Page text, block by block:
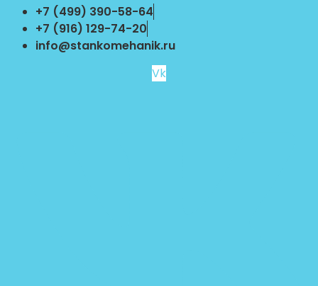
Перейти
содержимому
+7 (499) 390-58-64
+7 (916) 129-74-20
info@stankomehanik.ru
Vk